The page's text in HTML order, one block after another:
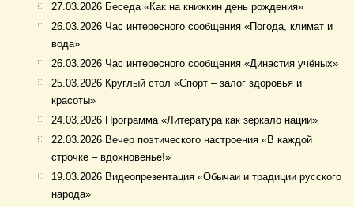
27.03.2026 Беседа «Как на книжкин день рождения»
26.03.2026 Час интересного сообщения «Погода, климат и
вода»
26.03.2026 Час интересного сообщения «Династия учёных»
25.03.2026 Круглый стол «Спорт – залог здоровья и
красоты»
24.03.2026 Программа «Литература как зеркало нации»
22.03.2026 Вечер поэтического настроения «В каждой
строчке – вдохновенье!»
19.03.2026 Видеопрезентация «Обычаи и традиции русского
народа»